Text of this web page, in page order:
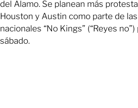
del Álamo. Se planean más
Houston y Austin como parte de
nacionales “No Kings” (“Reyes
sábado.